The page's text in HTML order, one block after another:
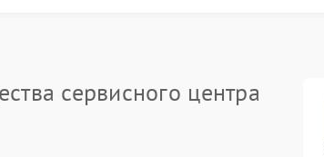
сервисного центра